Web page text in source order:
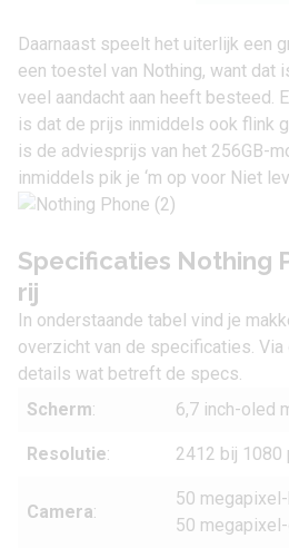
Daarnaast speelt het uiterlijk een
een toestel van Nothing, want dat
veel aandacht aan heeft besteed.
is dat de prijs inmiddels ook flink
is de adviesprijs van het 256GB-
inmiddels pik je ‘m op voor Niet
Specificaties Nothing
rij
In onderstaande tabel vind je
overzicht van de specificaties. Via
details wat betreft de specs.
Scherm: 6,7 inch-oled
Resolutie: 2412 bij 1080
Camera:
50
50